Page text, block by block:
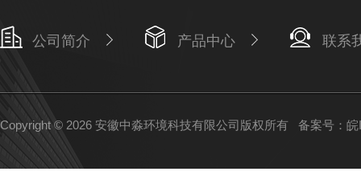
公司简介 产品中心 联系
Copyright © 2026 安徽中淼环境科技有限公司版权所有 备案号：